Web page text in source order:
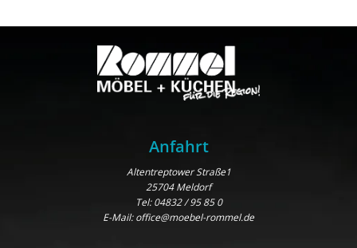
Anfahrt
Altentreptower Straße1
25704 Meldorf
Tel:04832 / 95 85 0
E-Mail:office@moebel-rommel.de